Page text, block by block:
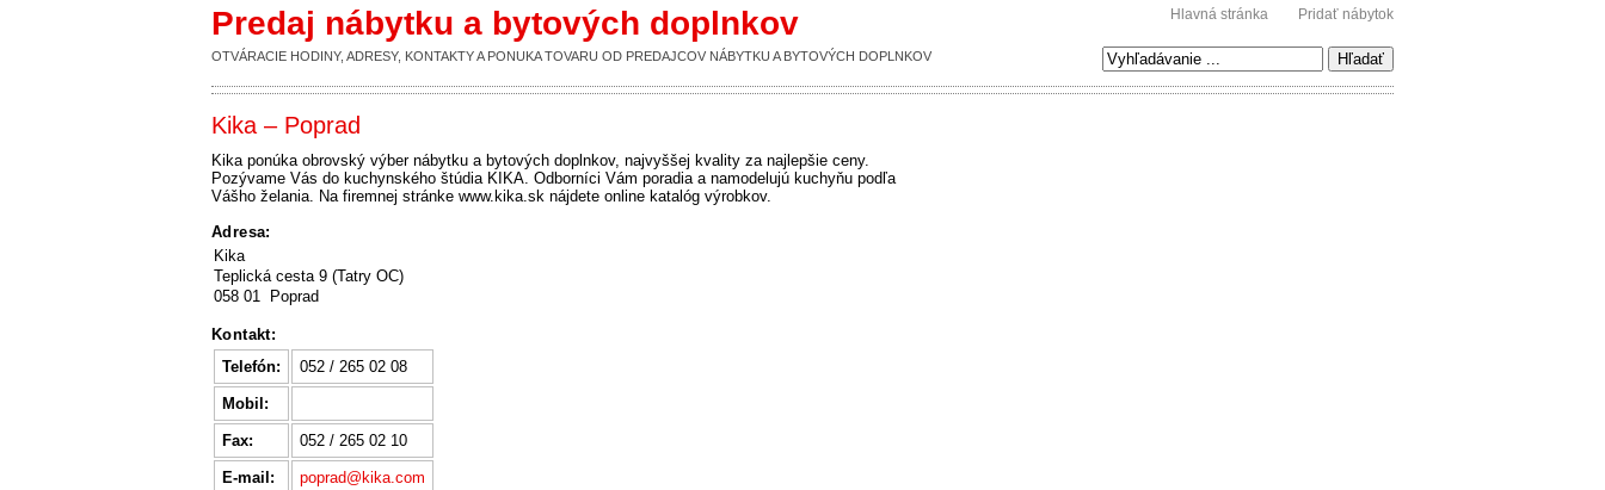
Predaj nábytku a bytových doplnkov
OTVÁRACIE HODINY, ADRESY, KONTAKTY A PONUKA TOVARU OD PREDAJCOV NÁBYTKU A BYTOVÝCH DOPLNKOV
Hlavná stránka Pridať nábytok
Kika – Poprad
Kika ponúka obrovský výber nábytku a bytových doplnkov, najvyššej kvality za najlepšie ceny.
Pozývame Vás do kuchynského štúdia KIKA. Odborníci Vám poradia a namodelujú kuchyňu podľa
Vášho želania. Na firemnej stránke www.kika.sk nájdete online katalóg výrobkov.
Adresa:
Kika
Teplická cesta 9 (Tatry OC)
058 01 Poprad
Kontakt:
Telefón:
052 / 265 02 08
Mobil:
Fax: 052 / 265 02 10
E-mail: poprad@kika.com